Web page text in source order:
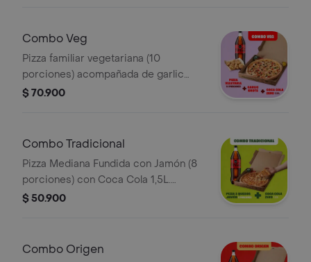
Combo Veg
Pizza familiar vegetariana (10
porciones) acompañada de garlic
knots y coca cola 1.5 litros. Incluye
$ 70.900
Combo Tradicional
Pizza Mediana Fundida con Jamón (8
porciones) con Coca Cola 1,5L.
Incluye Salsa de Ajo, Sazonador
$ 50.900
Combo Origen